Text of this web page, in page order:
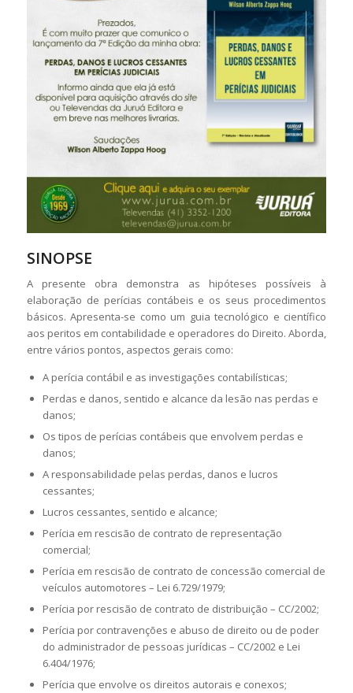
SINOPSE
A presente obra demonstra as hipóteses possíveis à
elaboração de perícias contábeis e os seus procedimentos
básicos. Apresenta-se como um guia tecnológico e científico
aos peritos em contabilidade e operadores do Direito. Aborda,
entre vários pontos, aspectos gerais como:
A perícia contábil e as investigações contabilísticas;
Perdas e danos, sentido e alcance da lesão nas perdas e
danos;
Os tipos de perícias contábeis que envolvem perdas e
danos;
A responsabilidade pelas perdas, danos e lucros
cessantes;
Lucros cessantes, sentido e alcance;
Perícia em rescisão de contrato de representação
comercial;
Perícia em rescisão de contrato de concessão comercial de
veículos automotores – Lei 6.729/1979;
Perícia por rescisão de contrato de distribuição – CC/2002;
Perícia por contravenções e abuso de direito ou de poder
do administrador de pessoas jurídicas – CC/2002 e Lei
6.404/1976;
Perícia que envolve os direitos autorais e conexos;